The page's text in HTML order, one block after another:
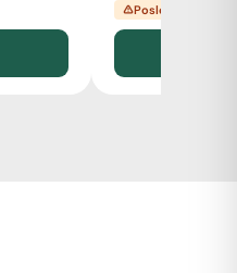
Posledné kusy (2)